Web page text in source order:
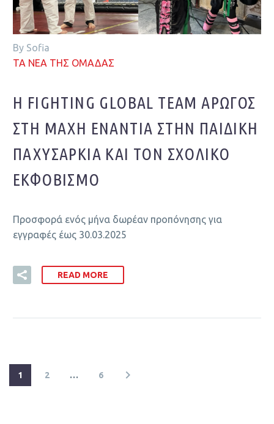
By Sofia
ΤΑ ΝΕΑ ΤΗΣ ΟΜΑΔΑΣ
Η FIGHTING GLOBAL TEAM ΑΡΩΓΌΣ
ΣΤΗ ΜΆΧΗ ΕΝΆΝΤΙΑ ΣΤΗΝ ΠΑΙΔΙΚΉ
ΠΑΧΥΣΑΡΚΊΑ ΚΑΙ ΤΟΝ ΣΧΟΛΙΚΌ
ΕΚΦΟΒΙΣΜΌ
Προσφορά ενός μήνα δωρέαν προπόνησης για
εγγραφές έως 30.03.2025
READ MORE
1 2 … 6